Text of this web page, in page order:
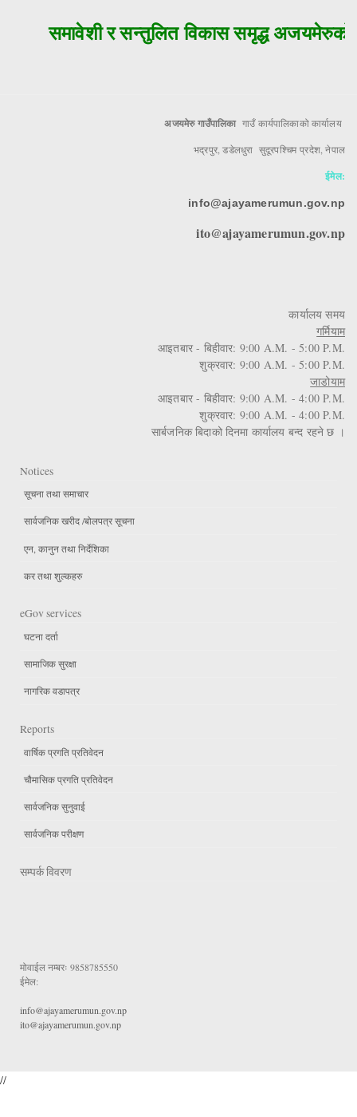
समावेशी र सन्तुलित विकास समृद्ध अजयमेरुको
अजयमेरु गाउँपालिका गाउँ कार्यपालिकाको कार्यालय
भद्रपुर, डडेलधुरा सुदूरपश्चिम प्रदेश, नेपाल
ईमेल:
info@ajayamerumun.gov.np
ito@ajayamerumun.gov.np
कार्यालय समय
गर्मियाम
आइतबार - बिहीवार: 9:00 A.M. - 5:00 P.M.
शुक्रवार: 9:00 A.M. - 5:00 P.M.
जाडोयाम
आइतबार - बिहीवार: 9:00 A.M. - 4:00 P.M.
शुक्रवार: 9:00 A.M. - 4:00 P.M.
सार्बजनिक बिदाको दिनमा कार्यालय बन्द रहने छ ।
Notices
सूचना तथा समाचार
सार्वजनिक खरीद /बोलपत्र सूचना
एन, कानुन तथा निर्देशिका
कर तथा शुल्कहरु
eGov services
घटना दर्ता
सामाजिक सुरक्षा
नागरिक वडापत्र
Reports
वार्षिक प्रगति प्रतिवेदन
चौमासिक प्रगति प्रतिवेदन
सार्वजनिक सुनुवाई
सार्वजनिक परीक्षण
सम्पर्क विवरण
मोवाईल नम्बरः 9858785550
ईमेल:
info@ajayamerumun.gov.np
ito@ajayamerumun.gov.np
//